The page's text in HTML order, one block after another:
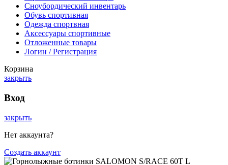
Сноубордический инвентарь
Обувь спортивная
Одежда спортвная
Аксессуары спортивные
Отложенные товары
Логин / Регистрация
Корзина
закрыть
Вход
закрыть
Нет аккаунта?
Создать аккаунт